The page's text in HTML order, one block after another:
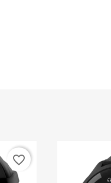
favorite_border